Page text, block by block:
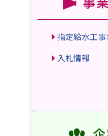
水道料金使用料納付の
指定給水工事
入札情報